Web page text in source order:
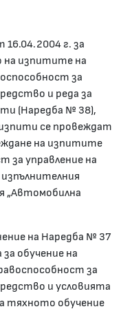
г. за
на изпитите на
за
и реда за
(Наредба № 38),
се провеждат
на изпитите
за управление на
„Автомобилна
на Наредба № 37
обучение на
за
и условията
тяхното обучение